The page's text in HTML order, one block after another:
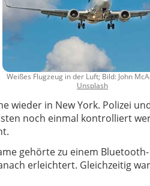
Weißes Flugzeug in der Luft; Bild: John
Unsplash
wieder in New York. Polizei
noch einmal kontrolliert
gehörte zu einem Bluetooth-
erleichtert. Gleichzeitig